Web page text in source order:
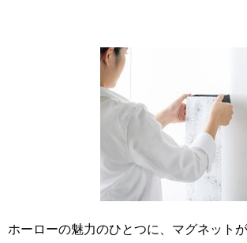
ホーローの魅力のひとつに、マグネット